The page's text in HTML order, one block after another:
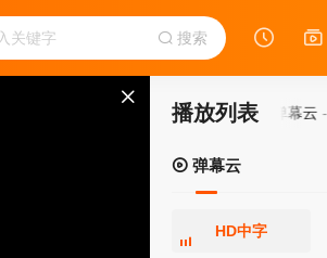
搜索
播放列表
当前资源来源弹幕云- 在
弹幕云
HD中字